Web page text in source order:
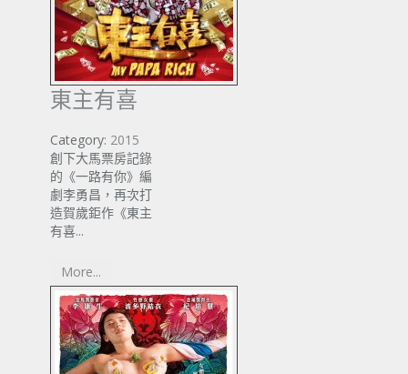
東主有喜
Category: 2015
創下大馬票房記錄
的《一路有你》編
劇李勇昌，再次打
造賀歲鉅作《東主
有喜...
More...